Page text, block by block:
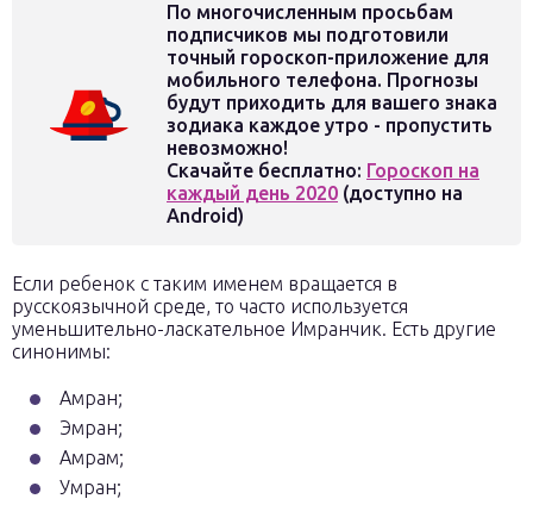
По многочисленным просьбам
подписчиков мы подготовили
точный гороскоп-приложение для
мобильного телефона. Прогнозы
будут приходить для вашего знака
зодиака каждое утро - пропустить
невозможно!
Скачайте бесплатно: Гороскоп на
каждый день 2020 (доступно на
Android)
Если ребенок с таким именем вращается в
русскоязычной среде, то часто используется
уменьшительно-ласкательное Имранчик. Есть другие
синонимы:
Амран;
Эмран;
Амрам;
Умран;